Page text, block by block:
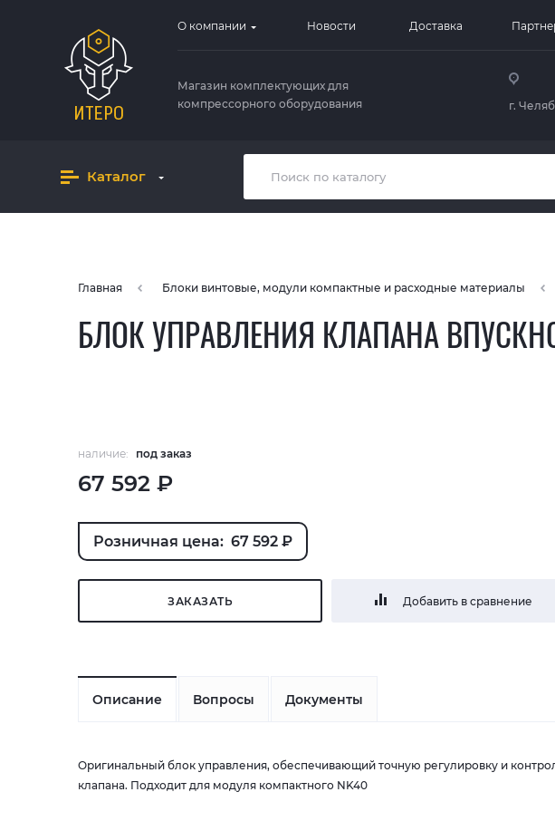
О компании Новости Доставка
Магазин комплектующих для
компрессорного оборудования
г.
Каталог
Главная Блоки винтовые, модули компактные и расходные материалы
БЛОК УПРАВЛЕНИЯ КЛАПАНА
наличие: под заказ
67 592 ₽
Розничная цена: 67 592 ₽
ЗАКАЗАТЬ Добавить в сравнение
Описание Вопросы Документы
Оригинальный блок управления, обеспечивающий точную регулировку и
клапана. Подходит для модуля компактного NK40